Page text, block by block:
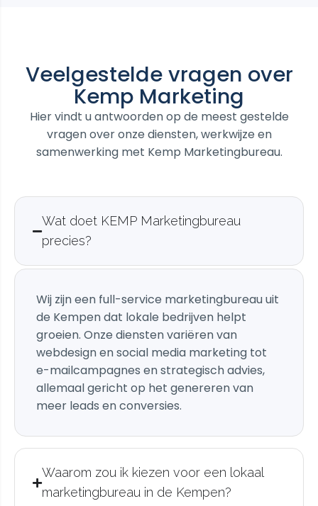
Veelgestelde vragen over
Kemp Marketing
Hier vindt u antwoorden op de meest gestelde
vragen over onze diensten, werkwijze en
samenwerking met Kemp Marketingbureau.
Wat doet KEMP Marketingbureau
precies?
Wij zijn een full-service marketingbureau uit
de Kempen dat lokale bedrijven helpt
groeien. Onze diensten variëren van
webdesign en social media marketing tot
e-mailcampagnes en strategisch advies,
allemaal gericht op het genereren van
meer leads en conversies.
Waarom zou ik kiezen voor een lokaal
marketingbureau in de Kempen?